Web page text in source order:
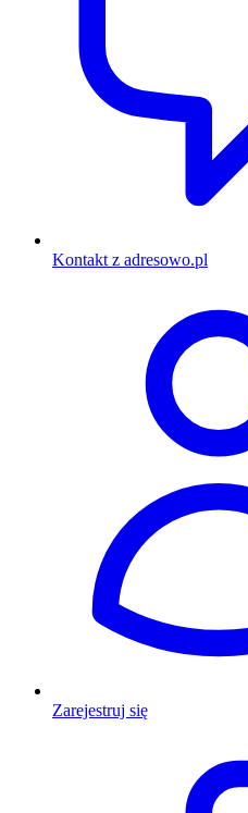
Kontakt z adresowo.pl
Zarejestruj się